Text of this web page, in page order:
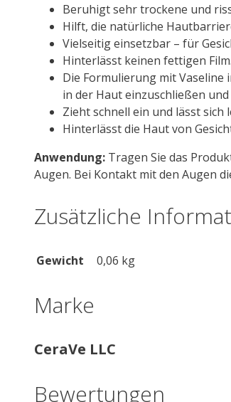
Beruhigt sehr trockene und
Hilft, die natürliche
Vielseitig einsetzbar – für
Hinterlässt keinen fettigen Film.
Die Formulierung mit Vaseline
in der Haut einzuschließen
Zieht schnell ein und lässt
Hinterlässt die Haut von
Anwendung: Tragen Sie das
Augen. Bei Kontakt mit den Augen
Zusätzliche
Gewicht 0,06 kg
Marke
CeraVe LLC
Bewertungen